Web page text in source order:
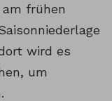
frühen
wird es
um